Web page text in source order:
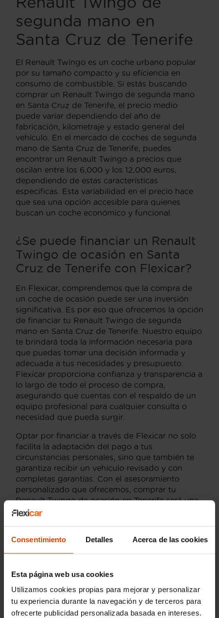
Consentimiento Detalles Acerca de las cookies
Esta página web usa cookies
Utilizamos cookies propias para mejorar y personalizar
tu experiencia durante la navegación y de terceros para
ofrecerte publicidad personalizada basada en intereses.
segunda mano en
Santa Cruz de Tenerife
El Renault Twingo es un coche urbano popular
por su tamaño compacto y su eficiencia en
consumo de combustible. Si estás buscando
comprar un Renault Twingo de segunda mano
en Santa Cruz de Tenerife, el precio medio
puede variar dependiendo del año de
fabricación, kilometraje y estado general del
vehículo. En el mercado de coches de segunda
mano de Santa Cruz de Tenerife, puedes
encontrar un Renault Twingo a precios que
oscilan entre los 6,000 y los 12,000 euros,
dependiendo de estas características
específicas. Esta variabilidad en el precio hace
que sea una opción accesible para quienes
buscan un coche económico y funcional.
¿Se puede financiar un Renault
Twingo de ocasión en Santa
Cruz de Tenerife con Flexicar?
En Flexicar, comprendemos que la compra de
un coche de ocasión puede ser una inversión
significativa. Es por eso que ofrecemos la opción
de financiar tu Renault Twingo de segunda
mano en Santa Cruz de Tenerife. Nuestro equipo
te brindará toda la información necesaria para
que puedas tomar una decisión informada y
adecuada a tus necesidades y presupuesto.
Flexicar proporciona confianza y transparencia a
lo largo de todo el proceso de compra,
asegurando que cuentas con el respaldo de un
equipo profesional para cualquier consulta o
necesidad que pueda surgir.
Optar por financiar a través de Flexicar no solo
facilita la adaptación del pago a tus
circunstancias personales, sino que también te
garantiza recibir un vehículo revisado y con
completas garantías. Con el asesoramiento
personalizado que ofrecemos, comprar tu
Renault Twingo de ocasión en Tenerife será una
experiencia fácil y segura. Flexicar es sinónimo
Renault Captur en Santa cruz tenerife